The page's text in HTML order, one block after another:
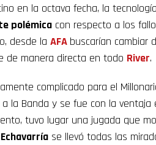
en la octava fecha, la
polémica con respecto a los
desde la AFA buscarían cambiar
de manera directa en todo River.
complicado para el
la Banda y se fue con la ventaja
tuvo lugar una jugada que
se llevó todas las